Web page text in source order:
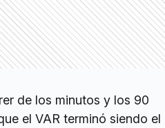
de los minutos y los 90
el VAR terminó siendo el